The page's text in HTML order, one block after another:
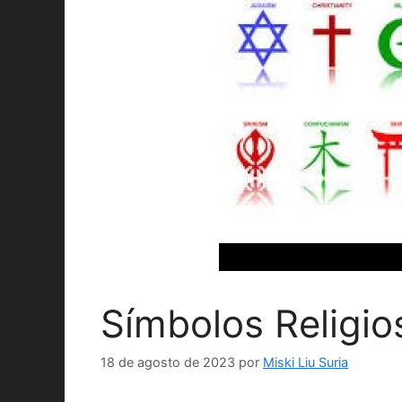
Símbolos
18 de agosto de 2023 por Miski Liu Suria